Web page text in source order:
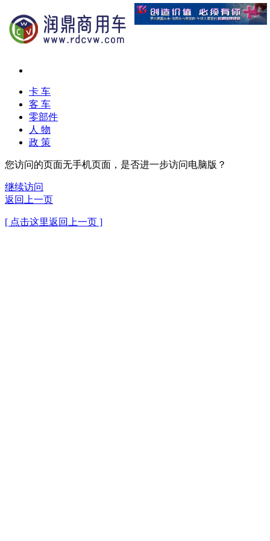
卡 车
客 车
零部件
人 物
政 策
您访问的页面无手机页面，是否进一步访问电脑版？
继续访问
返回上一页
[ 点击这里返回上一页 ]